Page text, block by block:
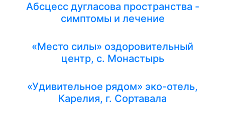
Абсцесс дугласова пространства -
симптомы и лечение
«Место силы» оздоровительный
центр, с. Монастырь
«Удивительное рядом» эко-отель,
Карелия, г. Сортавала